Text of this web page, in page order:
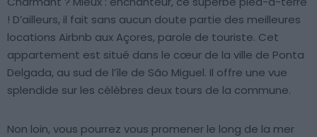
! D’ailleurs, il fait sans aucun doute partie des meilleures
locations Airbnb aux Açores, parole de touriste. Cet
appartement est situé dans le cœur de la ville de Ponta
Delgada, au sud de l’île de São Miguel. Il offre une vue
splendide sur les célèbres deux tours de la commune.
Non loin, vous pourrez vous promener le long de la mer